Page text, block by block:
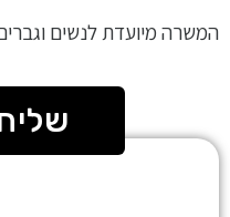
המשרה מיועדת לנשים